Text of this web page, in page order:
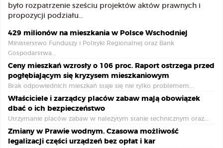
było rozpatrzenie sześciu projektów aktów prawnych i
propozycji podziału...
429 milionów na mieszkania w Polsce Wschodniej
Ministerstwo Funduszy i Polityki Regionalnej oraz Bank
Gospodarstwa...
Ceny mieszkań wzrosły o 106 proc. Raport ostrzega przed
pogłębiającym się kryzysem mieszkaniowym
Brak odpowiednich mieszkań staje się nie tylko problemem...
Właściciele i zarządcy placów zabaw mają obowiązek
dbać o ich bezpieczeństwo
Utrzymanie placów zabaw w należytym stanie technicznym oraz...
Zmiany w Prawie wodnym. Czasowa możliwość
legalizacji części urządzeń bez opłat i kar